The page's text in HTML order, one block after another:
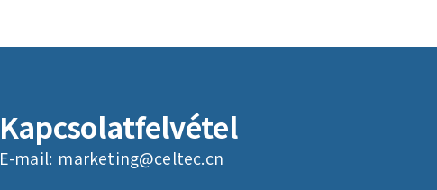
Kapcsolatfelvétel
E-mail: marketing@celtec.cn